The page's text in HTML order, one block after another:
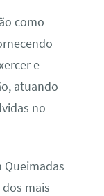
como
e
atuando
no
Queimadas
mais